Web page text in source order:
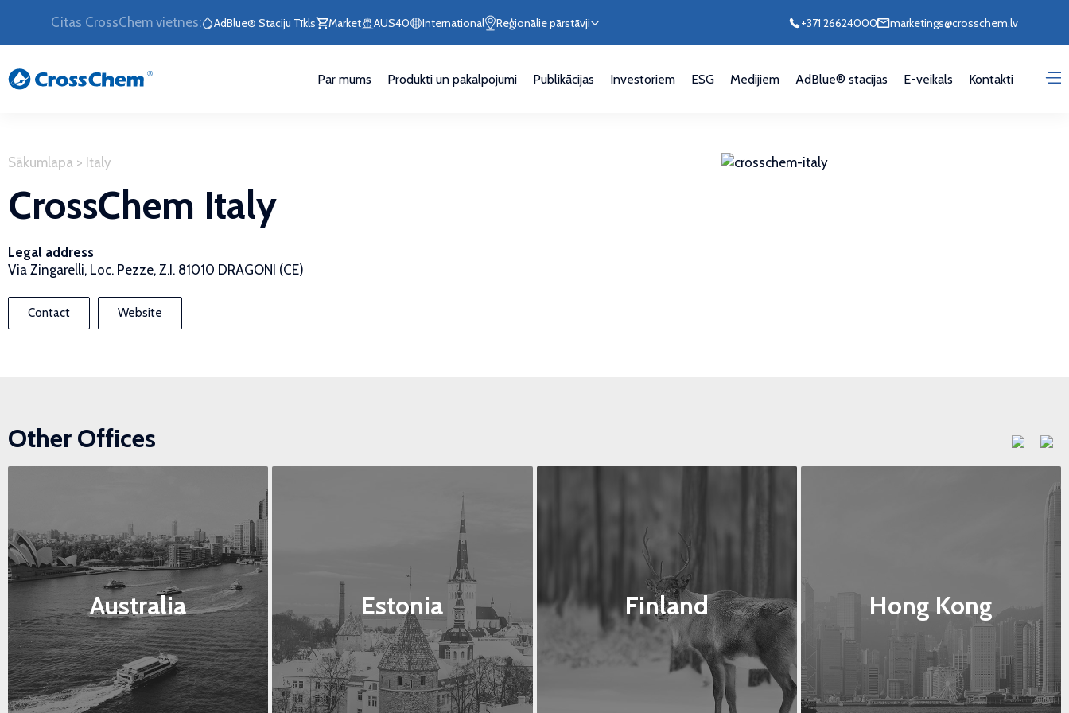
Citas CrossChem vietnes: AdBlue® Staciju Tīkls Market AUS40 International Reģionālie pārstāvji +371 26624000 marketings@crosschem.lv
Par mums Produkti un pakalpojumi Publikācijas Investoriem ESG Medijiem AdBlue® stacijas E-veikals Kontakti
Sākumlapa > Italy
CrossChem Italy
Legal address
Via Zingarelli, Loc. Pezze, Z.I. 81010 DRAGONI (CE)
Contact Website
Other Offices
Australia Estonia Finland Hong Kong